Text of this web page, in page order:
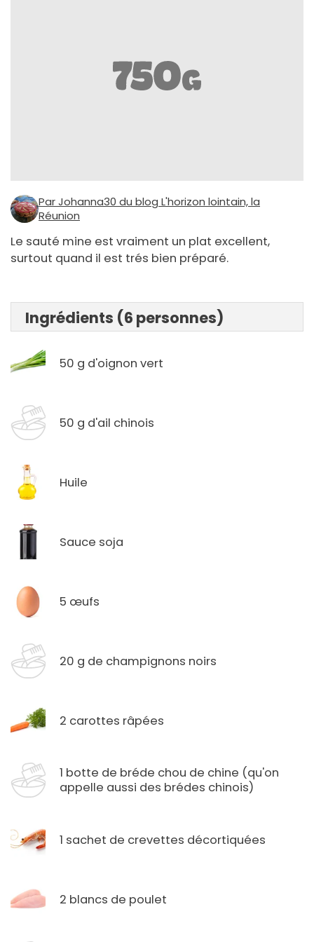
Par Johanna30 du blog L'horizon lointain, la
Réunion
Le sauté mine est vraiment un plat excellent,
surtout quand il est trés bien préparé.
Ingrédients (6 personnes)
50 g d'oignon vert
50 g d'ail chinois
Huile
Sauce soja
5 œufs
20 g de champignons noirs
2 carottes râpées
1 botte de bréde chou de chine (qu'on
appelle aussi des brédes chinois)
1 sachet de crevettes décortiquées
2 blancs de poulet